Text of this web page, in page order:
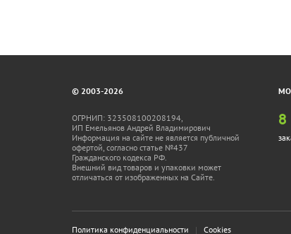
© 2003-2026
ОГРНИП: 323508100208194,
ИП Емельянов Андрей Владимирович
Информация на сайте не является публичной
офертой, согласно статье №437
Гражданского кодекса РФ.
Внешний вид товаров и упаковки может
отличаться от изображенных на Сайте.
8
Политика конфиденциальности | Cookies